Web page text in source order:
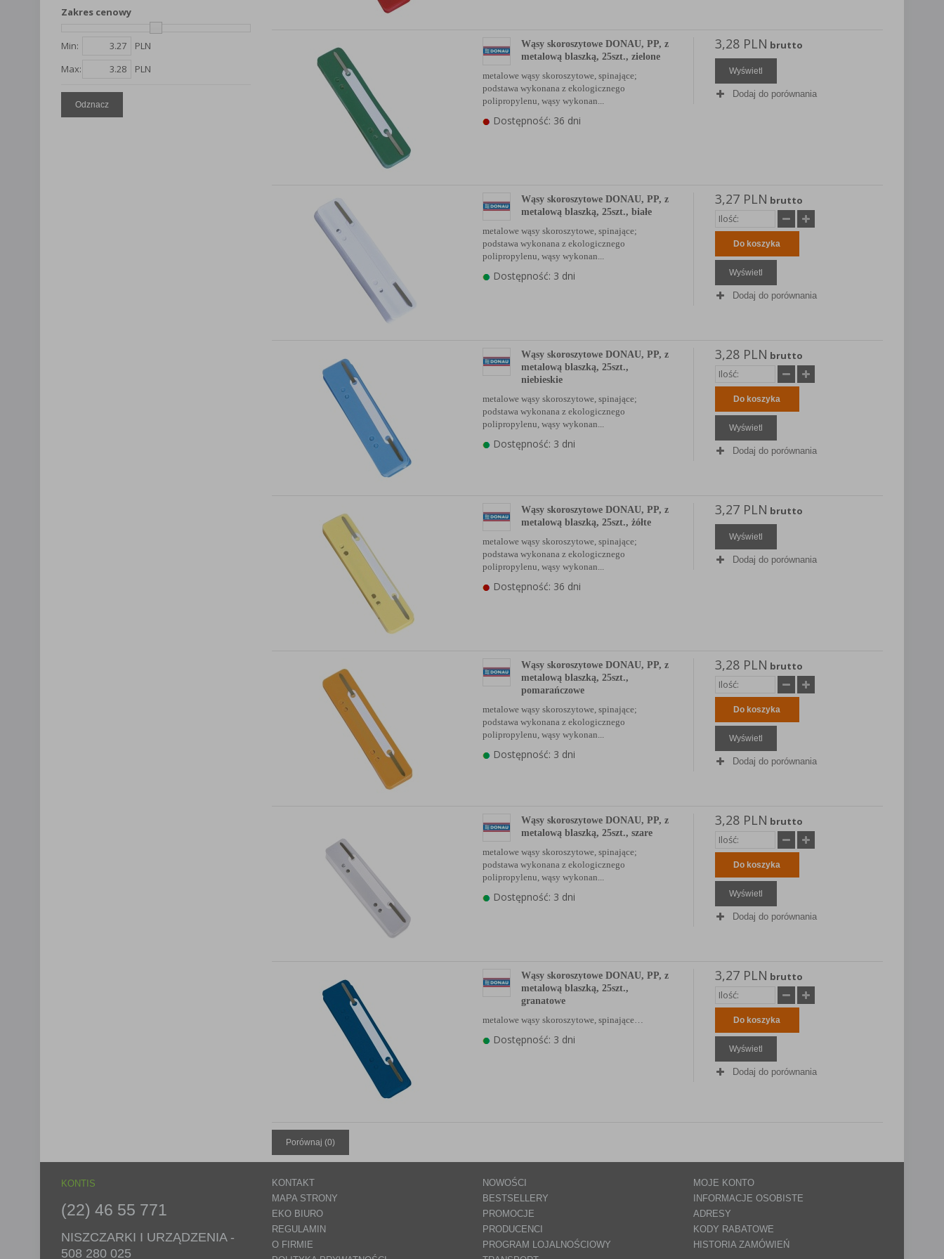
Zakres cenowy
Min:
PLN
Max:
PLN
Odznacz
Wąsy skoroszytowe DONAU, PP, z
metalową blaszką, 25szt., zielone
metalowe wąsy skoroszytowe, spinające;
podstawa wykonana z ekologicznego
polipropylenu, wąsy wykonan...
Dostępność: 36 dni
3,28 PLN brutto
Wyświetl
Dodaj do porównania
Wąsy skoroszytowe DONAU, PP, z
metalową blaszką, 25szt., białe
metalowe wąsy skoroszytowe, spinające;
podstawa wykonana z ekologicznego
polipropylenu, wąsy wykonan...
Dostępność: 3 dni
3,27 PLN brutto
Do koszyka
Wyświetl
Dodaj do porównania
Wąsy skoroszytowe DONAU, PP, z
metalową blaszką, 25szt.,
niebieskie
metalowe wąsy skoroszytowe, spinające;
podstawa wykonana z ekologicznego
polipropylenu, wąsy wykonan...
Dostępność: 3 dni
3,28 PLN brutto
Do koszyka
Wyświetl
Dodaj do porównania
Wąsy skoroszytowe DONAU, PP, z
metalową blaszką, 25szt., żółte
metalowe wąsy skoroszytowe, spinające;
podstawa wykonana z ekologicznego
polipropylenu, wąsy wykonan...
Dostępność: 36 dni
3,27 PLN brutto
Wyświetl
Dodaj do porównania
Wąsy skoroszytowe DONAU, PP, z
metalową blaszką, 25szt.,
pomarańczowe
metalowe wąsy skoroszytowe, spinające;
podstawa wykonana z ekologicznego
polipropylenu, wąsy wykonan...
Dostępność: 3 dni
3,28 PLN brutto
Do koszyka
Wyświetl
Dodaj do porównania
Wąsy skoroszytowe DONAU, PP, z
metalową blaszką, 25szt., szare
metalowe wąsy skoroszytowe, spinające;
podstawa wykonana z ekologicznego
polipropylenu, wąsy wykonan...
Dostępność: 3 dni
3,28 PLN brutto
Do koszyka
Wyświetl
Dodaj do porównania
Wąsy skoroszytowe DONAU, PP, z
metalową blaszką, 25szt.,
granatowe
metalowe wąsy skoroszytowe, spinające…
Dostępność: 3 dni
3,27 PLN brutto
Do koszyka
Wyświetl
Dodaj do porównania
Porównaj (0)
KONTIS
(22) 46 55 771
NISZCZARKI I URZĄDZENIA -
508 280 025
KONTAKT
MAPA STRONY
EKO BIURO
REGULAMIN
O FIRMIE
NOWOŚCI
BESTSELLERY
PROMOCJE
PRODUCENCI
PROGRAM LOJALNOŚCIOWY
MOJE KONTO
INFORMACJE OSOBISTE
ADRESY
KODY RABATOWE
HISTORIA ZAMÓWIEŃ
Lista Zaufanych Partnerów (rozwiń)